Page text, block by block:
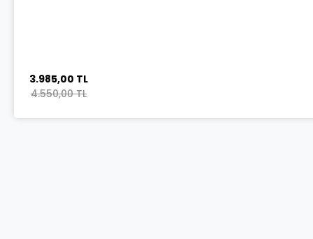
3.985,00 TL
4.550,00 TL